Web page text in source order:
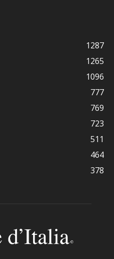
1287
1265
1096
777
769
723
511
464
378